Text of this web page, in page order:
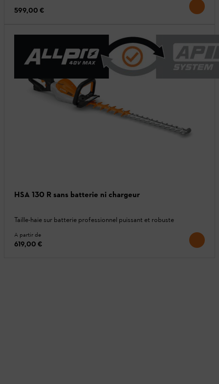
599,00 €
HSA 130 R sans batterie ni chargeur
Taille-haie sur batterie professionnel puissant et robuste
A partir de
619,00 €